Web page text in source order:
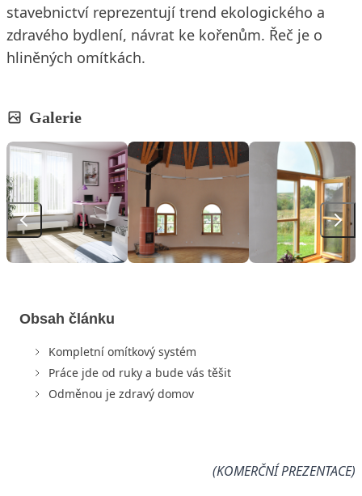
stavebnictví reprezentují trend ekologického a
zdravého bydlení, návrat ke kořenům. Řeč je o
hliněných omítkách.
Galerie
Obsah článku
Kompletní omítkový systém
Práce jde od ruky a bude vás těšit
Odměnou je zdravý domov
(KOMERČNÍ PREZENTACE)